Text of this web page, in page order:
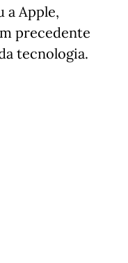
a Apple,
precedente
tecnologia.